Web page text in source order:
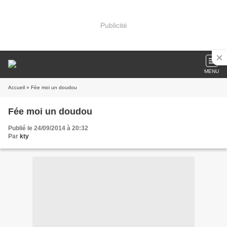
Publicité
MENU
Accueil » Fée moi un doudou
Fée moi un doudou
Publié le 24/09/2014 à 20:32
Par kty